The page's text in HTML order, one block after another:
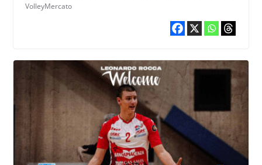
VolleyMercato